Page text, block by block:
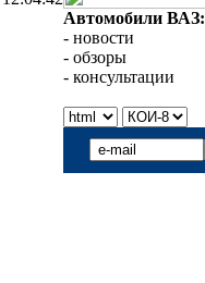
Автомобили ВАЗ:
- новости
- обзоры
- консультации